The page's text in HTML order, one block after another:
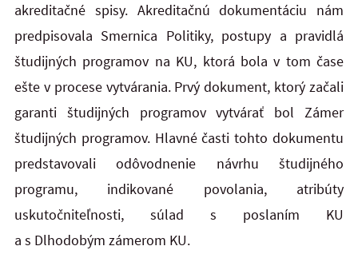
akreditačné spisy. Akreditačnú dokumentáciu nám
predpisovala Smernica Politiky, postupy a pravidlá
študijných programov na KU, ktorá bola v tom čase
ešte v procese vytvárania. Prvý dokument, ktorý začali
garanti študijných programov vytvárať bol Zámer
študijných programov. Hlavné časti tohto dokumentu
predstavovali odôvodnenie návrhu študijného
programu, indikované povolania, atribúty
uskutočniteľnosti, súlad s poslaním KU
a s Dlhodobým zámerom KU.